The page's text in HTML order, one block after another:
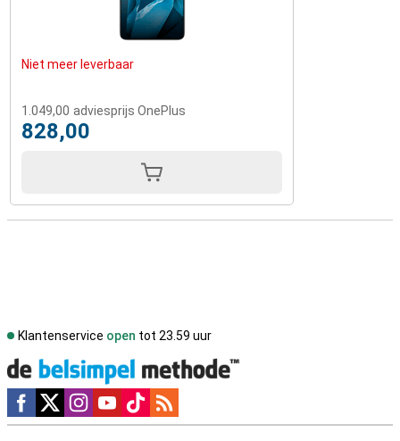
of het kijken van films.
Kies voor de ultieme smartphone-ervaring
De OnePlus 13 512GB Blauw is een smartphone die in alle
camerasysteem van topkwaliteit, dit toestel biedt het allemaal.
Voeg daar de bouwkwaliteit, water- en stofbestendigheid en
supersnelle connectiviteit aan toe, en je hebt een smartphone die
in elke situatie uitblinkt.
Niet meer leverbaar
1.049,00 adviesprijs OnePlus
828,00
Klantenservice open tot 23.59 uur
Social media